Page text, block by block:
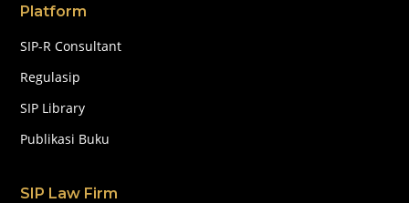
Platform
SIP-R Consultant
Regulasip
SIP Library
Publikasi Buku
SIP Law Firm